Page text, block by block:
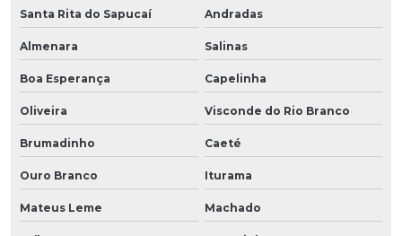
Santa Rita do Sapucaí Andradas
Almenara Salinas
Boa Esperança Capelinha
Oliveira Visconde do Rio Branco
Brumadinho Caeté
Ouro Branco Iturama
Mateus Leme Machado